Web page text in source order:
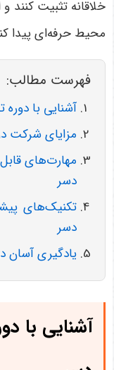
خلاقانه تثبیت کنند
محیط حرفه‌ای پیدا
فهرست مطالب:
آشنایی با
مزایای شرکت
مهارت‌های
دسر
تکنیک‌های
دسر
یادگیری آسان
آشنایی با